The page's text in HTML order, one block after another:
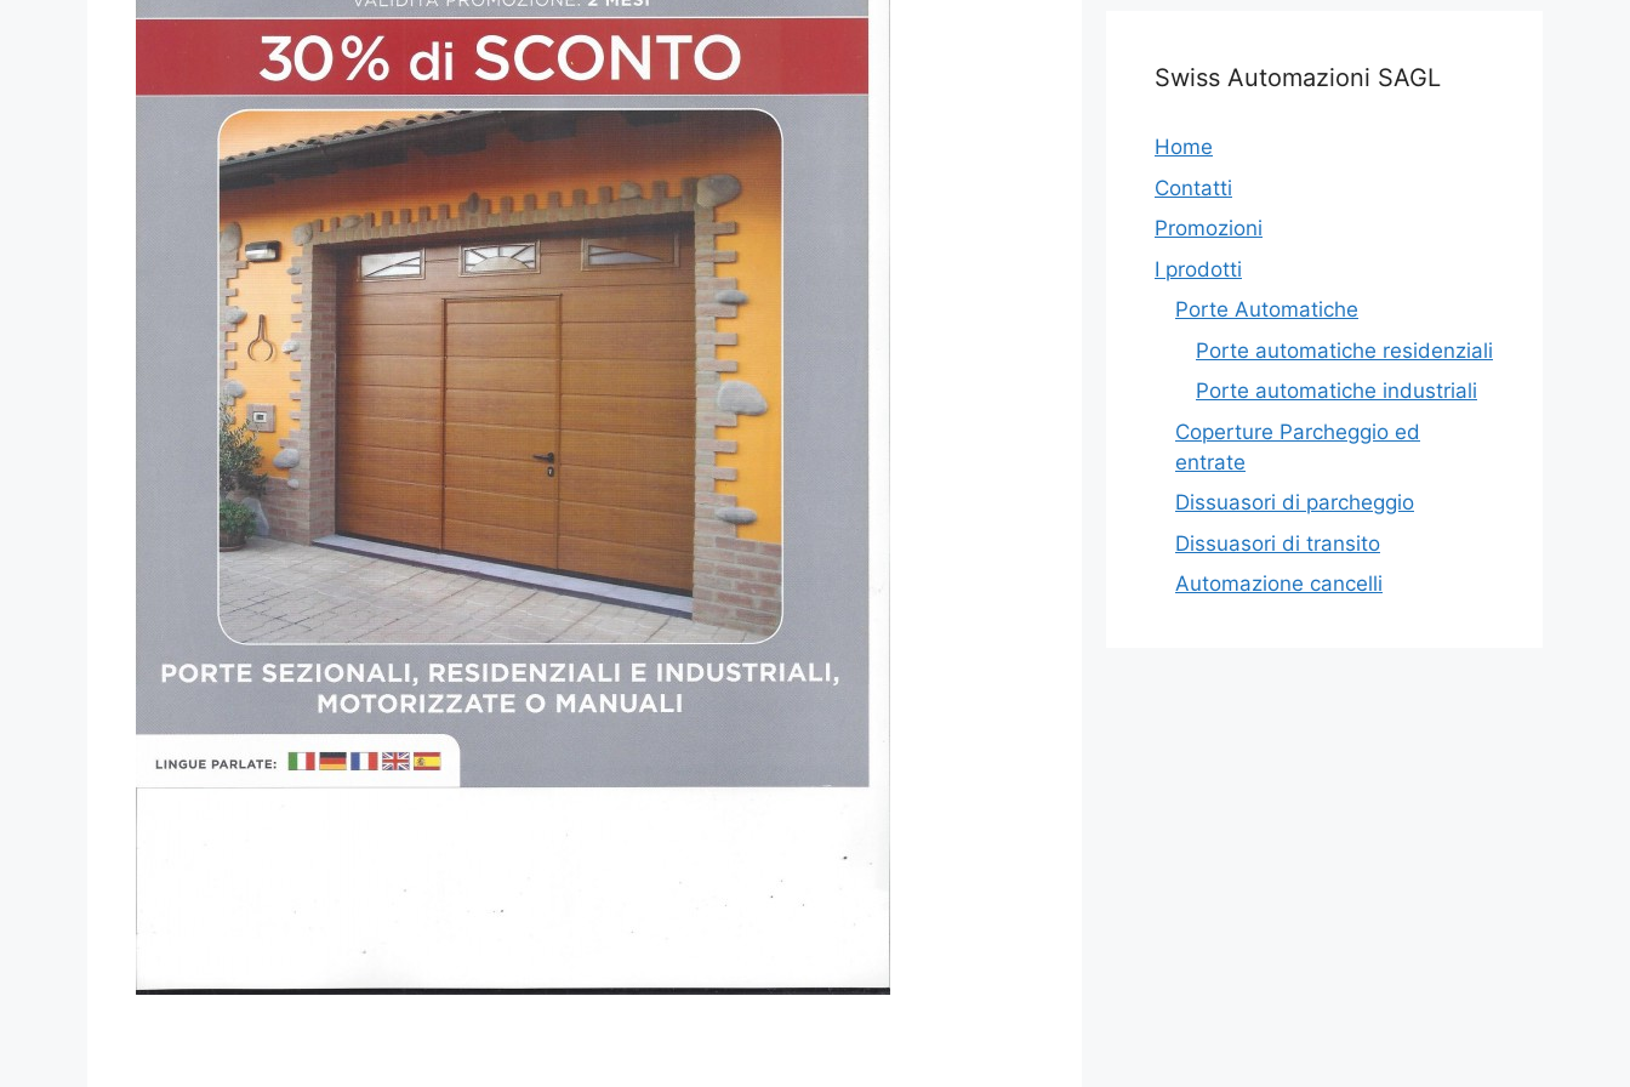
Swiss Automazioni SAGL
Home
Contatti
Promozioni
I prodotti
Porte Automatiche
Porte automatiche residenziali
Porte automatiche industriali
Coperture Parcheggio ed
entrate
Dissuasori di parcheggio
Dissuasori di transito
Automazione cancelli